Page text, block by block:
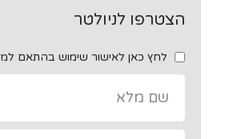
הצטרפו לניולטר
לחץ כאן לאישור שימוש בהתאם